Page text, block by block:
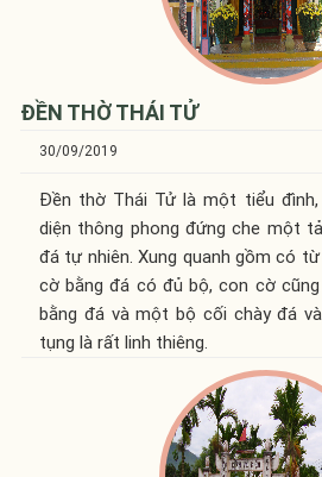
ĐỀN THỜ THÁI TỬ
30/09/2019
Đền thờ Thái Tử là một tiểu
diện thông phong đứng che một
đá tự nhiên. Xung quanh gồm có
cờ bằng đá có đủ bộ, con cờ
bằng đá và một bộ cối chày đá
tụng là rất linh thiêng.